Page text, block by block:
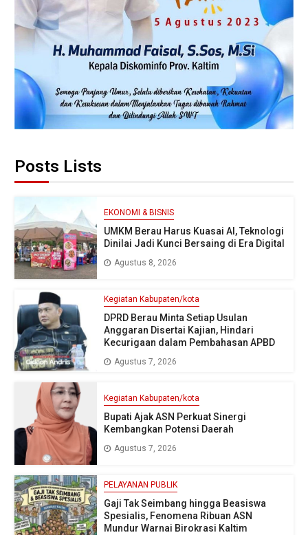
Posts Lists
EKONOMI & BISNIS
UMKM Berau Harus Kuasai AI, Teknologi
Dinilai Jadi Kunci Bersaing di Era Digital
Agustus 8, 2026
Kegiatan Kabupaten/kota
DPRD Berau Minta Setiap Usulan
Anggaran Disertai Kajian, Hindari
Kecurigaan dalam Pembahasan APBD
Agustus 7, 2026
Kegiatan Kabupaten/kota
Bupati Ajak ASN Perkuat Sinergi
Kembangkan Potensi Daerah
Agustus 7, 2026
PELAYANAN PUBLIK
Gaji Tak Seimbang hingga Beasiswa
Spesialis, Fenomena Ribuan ASN
Mundur Warnai Birokrasi Kaltim